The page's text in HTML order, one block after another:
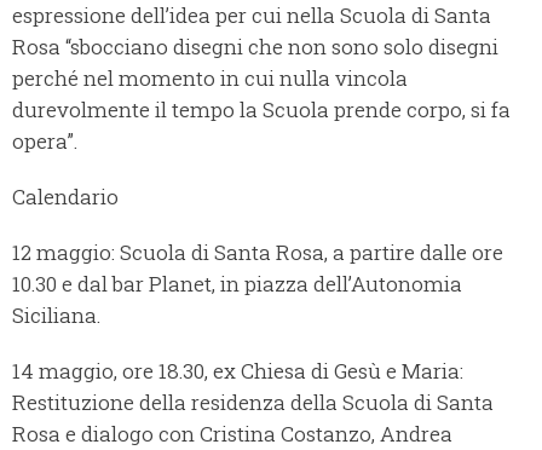
espressione dell’idea per cui nella Scuola di Santa
Rosa “sbocciano disegni che non sono solo disegni
perché nel momento in cui nulla vincola
durevolmente il tempo la Scuola prende corpo, si fa
opera”.
Calendario
12 maggio: Scuola di Santa Rosa, a partire dalle ore
10.30 e dal bar Planet, in piazza dell’Autonomia
Siciliana.
14 maggio, ore 18.30, ex Chiesa di Gesù e Maria:
Restituzione della residenza della Scuola di Santa
Rosa e dialogo con Cristina Costanzo, Andrea